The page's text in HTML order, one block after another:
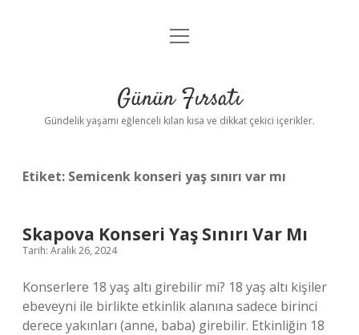
Anasayfa
Yasal Uyarı
menüyü
Günün Fırsatı
Gündelik yaşamı eğlenceli kılan kısa ve dikkat çekici içerikler.
Etiket: Semicenk konseri yaş sınırı var mı
Skapova Konseri Yaş Sınırı Var Mı
Tarih: Aralık 26, 2024
Konserlere 18 yaş altı girebilir mi? 18 yaş altı kişiler
ebeveyni ile birlikte etkinlik alanına sadece birinci
derece yakınları (anne, baba) girebilir. Etkinliğin 18